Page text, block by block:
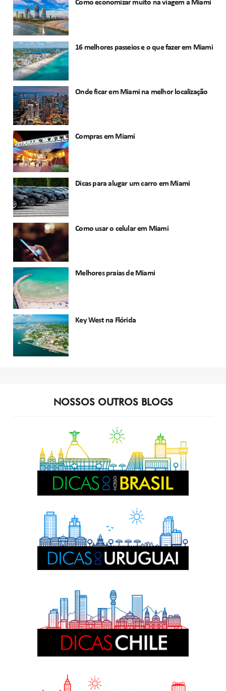
Como economizar muito na viagem a Miami
16 melhores passeios e o que fazer em Miami
Onde ficar em Miami na melhor localização
Compras em Miami
Dicas para alugar um carro em Miami
Como usar o celular em Miami
Melhores praias de Miami
Key West na Flórida
NOSSOS OUTROS BLOGS